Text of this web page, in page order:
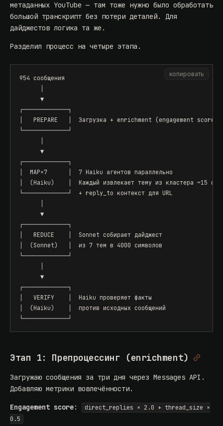
метаданных YouTube — там тоже нужно было обработать
большой транскрипт без потери деталей. Для
дайджестов логика та же.
Разделил процесс на четыре этапа.
копировать
954 сообщения
      ▼
┌─────────────┐
│   PREPARE   │  Загрузка + enrichment (engagement scores)
└─────────────┘
      ▼
┌─────────────┐
│  MAP×7      │  7 Haiku агентов параллельно
│  (Haiku)    │  Каждый извлекает тему из кластера ~15
└─────────────┘  + reply_to контекст для URL
      ▼
┌─────────────┐
│   REDUCE    │  Sonnet собирает дайджест
│  (Sonnet)   │  из 7 тем в 4000 символов
└─────────────┘
      ▼
┌─────────────┐
│   VERIFY    │  Haiku проверяет факты
│  (Haiku)    │  против исходных сообщений
└─────────────┘
Этап 1: Препроцессинг (enrichment)
Загружаю сообщения за три дня через Messages API.
Добавляю метрики вовлечённости.
Engagement score:
direct_replies × 2.0 + thread_size ×
0.5